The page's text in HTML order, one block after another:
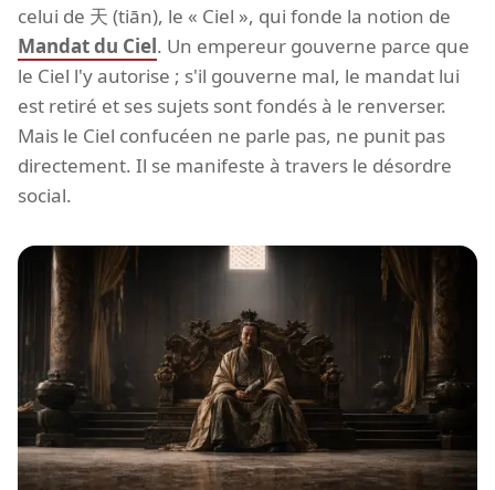
celui de 天 (tiān), le « Ciel », qui fonde la notion de
Mandat du Ciel. Un empereur gouverne parce que
le Ciel l'y autorise ; s'il gouverne mal, le mandat lui
est retiré et ses sujets sont fondés à le renverser.
Mais le Ciel confucéen ne parle pas, ne punit pas
directement. Il se manifeste à travers le désordre
social.